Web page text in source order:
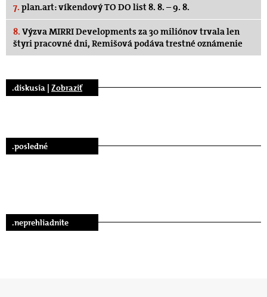
7. plan.art: víkendový TO DO list 8. 8. – 9. 8.
8. Výzva MIRRI Developments za 30 miliónov trvala len
štyri pracovné dni, Remišová podáva trestné oznámenie
.diskusia | Zobraziť
.posledné
.neprehliadnite